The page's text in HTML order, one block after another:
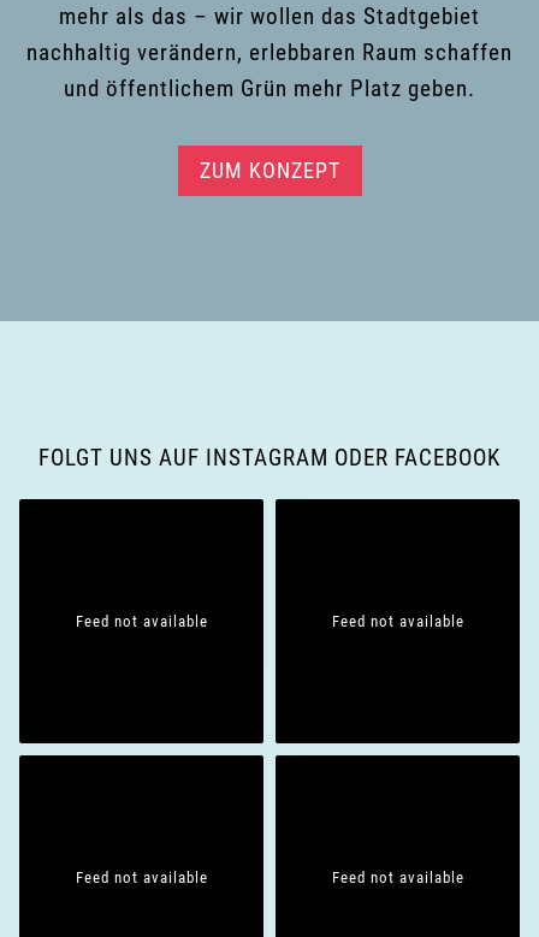
mehr als das – wir wollen das Stadtgebiet
nachhaltig verändern, erlebbaren Raum schaffen
und öffentlichem Grün mehr Platz geben.
ZUM KONZEPT
FOLGT UNS AUF INSTAGRAM ODER FACEBOOK
Feed not available Feed not available
Feed not available Feed not available